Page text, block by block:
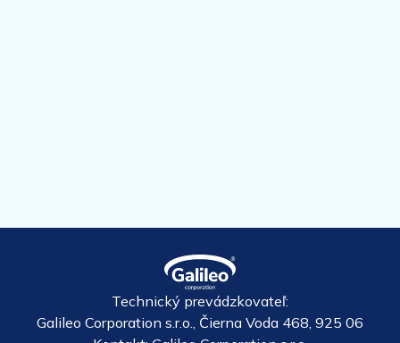
Technický prevádzkovateľ:
Galileo Corporation s.r.o., Čierna Voda 468, 925 06